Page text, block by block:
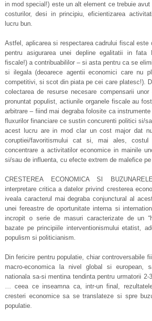
in mod special!) este un alt element ce trebuie
costurilor, desi in principiu, eficientizarea
lucru bun.
Astfel, aplicarea si respectarea cadrului fiscal este
pentru asigurarea unei depline egalitatii in fata
fiscale!) a contribuabililor – si asta pentru ca se
si ilegala (deoarece agentii economici care nu
competitivi, si scot din piata pe cei care platesc!).
colectarea de resurse necesare compensarii
pronuntat populist, actiunile organele fiscale au
arbitrare – fiind mai degraba folosite ca
fluxurilor financiare ce sustin concurenti politici si/
acest lucru are in mod clar un cost major dat
coruptiei/favoritismului cat si, mai ales,
concentrare a activitatilor economice in mainile
si/sau de influenta, cu efecte extrem de malefice
CRESTEREA ECONOMICA SI
interpretare critica a datelor privind cresterea
iveala caracterul mai degraba conjunctural al
unei fereastre de oportunitate interna si
incropit o serie de masuri caracterizate de un
bazate pe principiile interventionismului etatist,
populism si politicianism.
Din fericire pentru populatie, chiar controversabile
macro-economica la nivel global si european,
nationala sa-si mentina tendinta pentru urmatorii
… ceea ce inseamna ca, intr-un final,
cresteri economice sa se translateze si spre
populatie.